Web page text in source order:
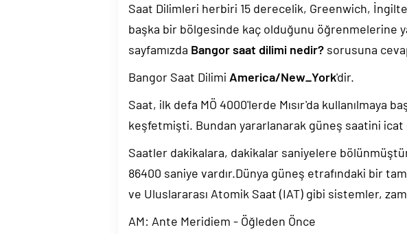
Saat Dilimleri herbiri 15 derecelik, Greenwich,
başka bir bölgesinde kaç olduğunu öğrenmelerine
sayfamızda Bangor saat dilimi nedir? sorusuna
Bangor Saat Dilimi America/New_York'dir.
Saat, ilk defa MÖ 4000'lerde Mısır'da kullanılmaya
keşfetmişti. Bundan yararlanarak güneş saatini icat
Saatler dakikalara, dakikalar saniyelere
86400 saniye vardır.Dünya güneş etrafındaki bir
ve Uluslararası Atomik Saat (IAT) gibi sistemler,
AM: Ante Meridiem - Öğleden Önce